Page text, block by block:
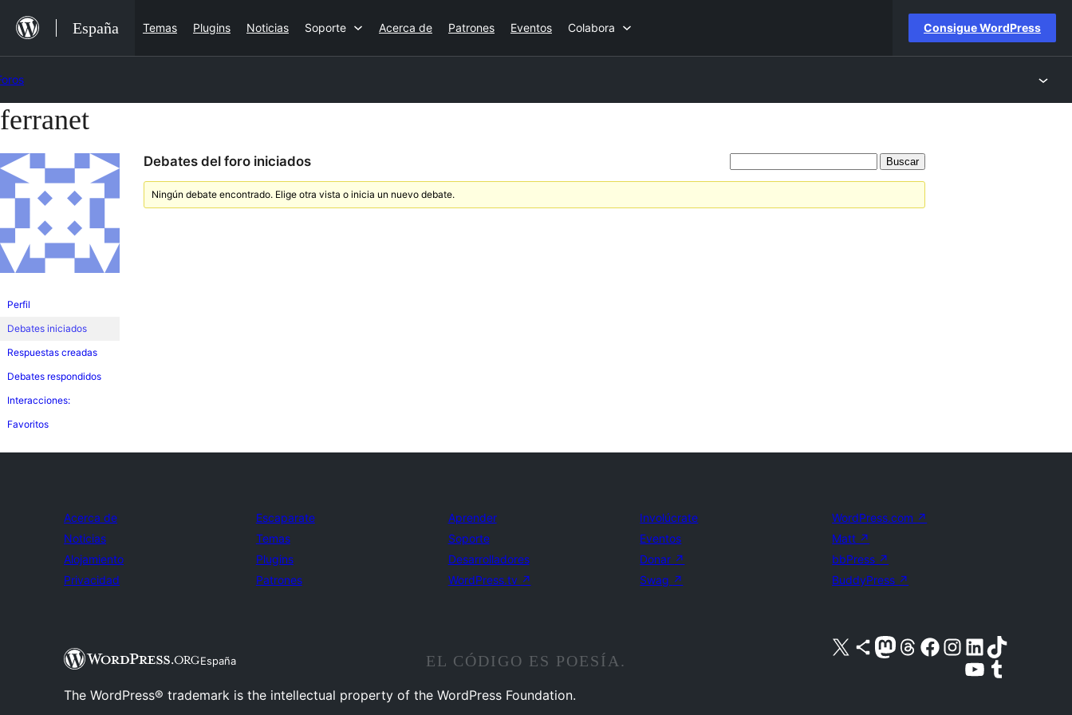
contenido
España Temas Plugins Noticias Soporte Acerca de Patrones Eventos Colabora Consigue WordPress
Saltar
contenido
ferranet
Perfil
Debates iniciados
Respuestas creadas
Debates respondidos
Interacciones:
Favoritos
Debates del foro iniciados
Ningún debate encontrado. Elige otra vista o inicia un nuevo debate.
Acerca de
Noticias
Alojamiento
Privacidad
Escaparate
Temas
Plugins
Patrones
Aprender
Soporte
Desarrolladores
WordPress.tv ↗
Involúcrate
Eventos
Donar ↗
Swag ↗
WordPress.com ↗
Matt ↗
bbPress ↗
BuddyPress ↗
España
Visita nuestra cuenta de X (anteriormente Twitter)
Visita nuestra cuenta de Bluesky
Visita nuestra cuenta de Mastodon
Visita nuestra cuenta de Threads
Visita nuestra página de Facebook
Visita nuestra cuenta de Instagram
Visita nuestra cuenta de LinkedIn
Visita nuestra cuenta de TikTok
Visita nuestro canal de YouTube
Visita nuestra cuenta de Tumblr
EL CÓDIGO ES POESÍA.
The WordPress® trademark is the intellectual property of the WordPress Foundation.